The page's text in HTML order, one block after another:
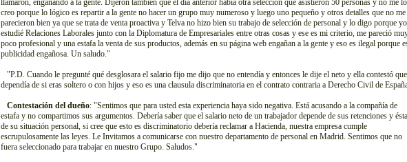
llamaron, engañando a la gente. Dijeron también que el día anterior había otra selección que asistieron 50 personas y no me lo
creo porque lo lógico es repartir a la gente no hacer un grupo muy numeroso y luego uno pequeño y otros detalles que no me
parecieron bien ya que se trata de venta proactiva y Telva no hizo bien su trabajo de selección de personal y lo digo porque yo
estudié Relaciones Laborales junto con la Diplomatura de Empresariales entre otras cosas y ese es mi criterio, me pareció
poco profesional y una estafa la venta de sus productos, además en su página web engañan a la gente y eso es ilegal porque
publicidad engañosa. Un saludo."
"P.D. Cuando le pregunté qué desglosara el salario fijo me dijo que no entendía y entonces le dije el neto y ella contestó que
dependía de si eras soltero o con hijos y eso es una clausula discriminatoria en el contrato contraria a Derecho Civil de
Contestación del dueño: "Sentimos que para usted esta experiencia haya sido negativa. Está acusando a la compañía de
estafa y no compartimos sus argumentos. Debería saber que el salario neto de un trabajador depende de sus retenciones y
de su situación personal, si cree que esto es discriminatorio debería reclamar a Hacienda, nuestra empresa cumple
escrupulosamente las leyes. Le Invitamos a comunicarse con nuestro departamento de personal en Madrid. Sentimos que no
fuera seleccionado para trabajar en nuestro Grupo. Saludos."